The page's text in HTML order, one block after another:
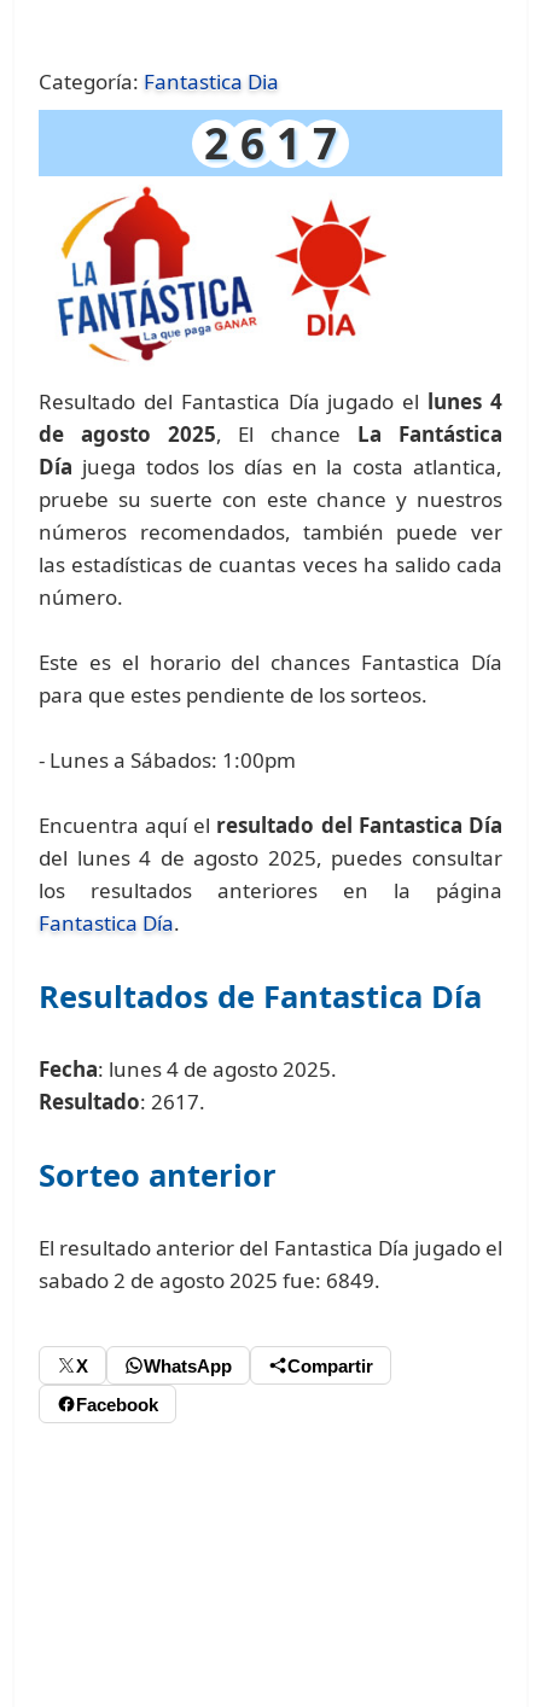
Categoría: Fantastica Dia
2 6 1 7
Resultado del Fantastica Día jugado el lunes 4
de agosto 2025, El chance La Fantástica
Día juega todos los días en la costa atlantica,
pruebe su suerte con este chance y nuestros
números recomendados, también puede ver
las estadísticas de cuantas veces ha salido cada
número.
Este es el horario del chances Fantastica Día
para que estes pendiente de los sorteos.
- Lunes a Sábados: 1:00pm
Encuentra aquí el resultado del Fantastica Día
del lunes 4 de agosto 2025, puedes consultar
los resultados anteriores en la página
Fantastica Día.
Resultados de Fantastica Día
Fecha: lunes 4 de agosto 2025.
Resultado: 2617.
Sorteo anterior
El resultado anterior del Fantastica Día jugado el
sabado 2 de agosto 2025 fue: 6849.
X WhatsApp
Compartir
Facebook